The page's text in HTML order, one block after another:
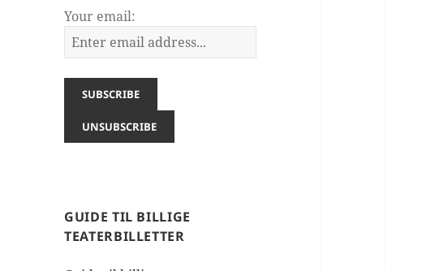
Your email:
GUIDE TIL BILLIGE
TEATERBILLETTER